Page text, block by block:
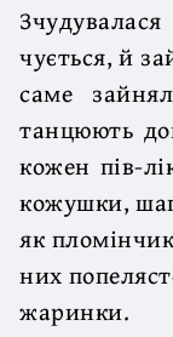
чується, й
саме
танцюють
кожен пів-
кожушки,
як
них
жаринки.